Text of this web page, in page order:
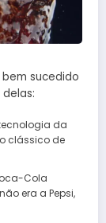
sucedido
da
clássico de
Cola
era a Pepsi,